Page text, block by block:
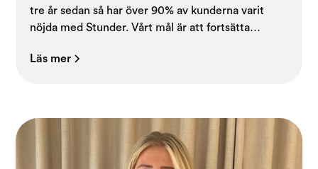
tre år sedan så har över 90% av kunderna varit
nöjda med Stunder. Vårt mål är att fortsätta
växer. Därför är det glädjande att resultaten från
Läs mer